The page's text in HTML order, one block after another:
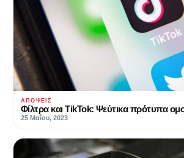
ΑΠΌΨΕΙΣ
Φίλτρα και TikTok: Ψεύτικα πρότυπα
25 Μαΐου, 2023